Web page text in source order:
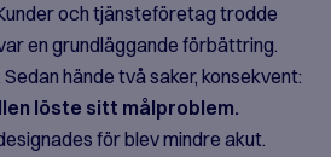
och tjänsteföretag trodde
en grundläggande förbättring.
hände två saker, konsekvent:
löste sitt målproblem.
för blev mindre akut.